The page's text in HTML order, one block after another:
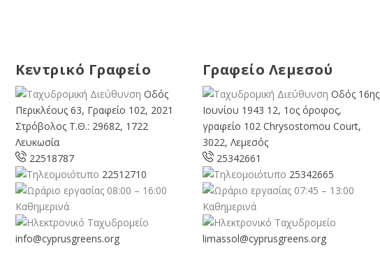
Κεντρικό Γραφείο
Οδός
Περικλέους 63, Γραφείο 102, 2021
Στρόβολος Τ.Θ.: 29682, 1722
Λευκωσία
22518787
22512710
08:00 – 16:00
Καθημερινά
info@cyprusgreens.org
Γραφείο Λεμεσού
Οδός 16ης
Ιουνίου 1943 12, 1ος όροφος,
γραφείο 102 Chrysostomou Court,
3022, Λεμεσός
25342661
25342665
07:45 – 13:00
Καθημερινά
limassol@cyprusgreens.org